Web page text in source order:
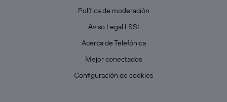
Política de moderación
Aviso Legal LSSI
Acerca de Telefónica
Mejor conectados
Configuración de cookies